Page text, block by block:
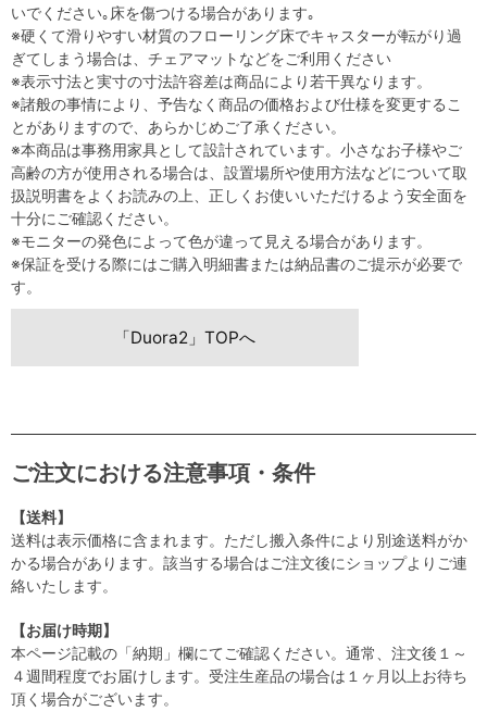
いでください｡床を傷つける場合があります｡
※硬くて滑りやすい材質のフローリング床でキャスターが転がり過
ぎてしまう場合は、チェアマットなどをご利用ください
※表示寸法と実寸の寸法許容差は商品により若干異なります。
※諸般の事情により、予告なく商品の価格および仕様を変更するこ
とがありますので、あらかじめご了承ください。
※本商品は事務用家具として設計されています。小さなお子様やご
高齢の方が使用される場合は、設置場所や使用方法などについて取
扱説明書をよくお読みの上、正しくお使いいただけるよう安全面を
十分にご確認ください。
※モニターの発色によって色が違って見える場合があります。
※保証を受ける際にはご購入明細書または納品書のご提示が必要で
す。
「Duora2」TOPへ
ご注文における注意事項・条件
【送料】
送料は表示価格に含まれます。ただし搬入条件により別途送料がか
かる場合があります。該当する場合はご注文後にショップよりご連
絡いたします。
【お届け時期】
本ページ記載の「納期」欄にてご確認ください。通常、注文後１～
４週間程度でお届けします。受注生産品の場合は１ヶ月以上お待ち
頂く場合がございます。